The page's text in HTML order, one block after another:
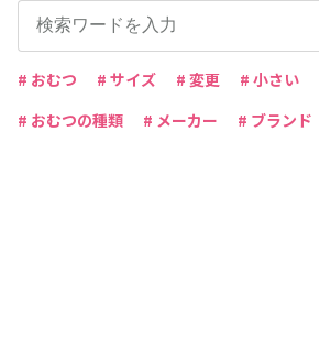
# おむつ # サイズ # 変更 # 小さい
# おむつの種類
# メーカー # ブランド